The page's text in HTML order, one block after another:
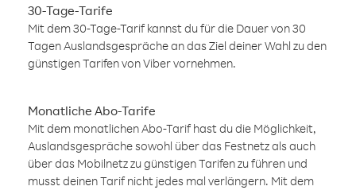
30-Tage-Tarife
Mit dem 30-Tage-Tarif kannst du für die Dauer von 30
Tagen Auslandsgespräche an das Ziel deiner Wahl zu den
günstigen Tarifen von Viber vornehmen.
Monatliche Abo-Tarife
Mit dem monatlichen Abo-Tarif hast du die Möglichkeit,
Auslandsgespräche sowohl über das Festnetz als auch
über das Mobilnetz zu günstigen Tarifen zu führen und
musst deinen Tarif nicht jedes mal verlängern. Mit dem